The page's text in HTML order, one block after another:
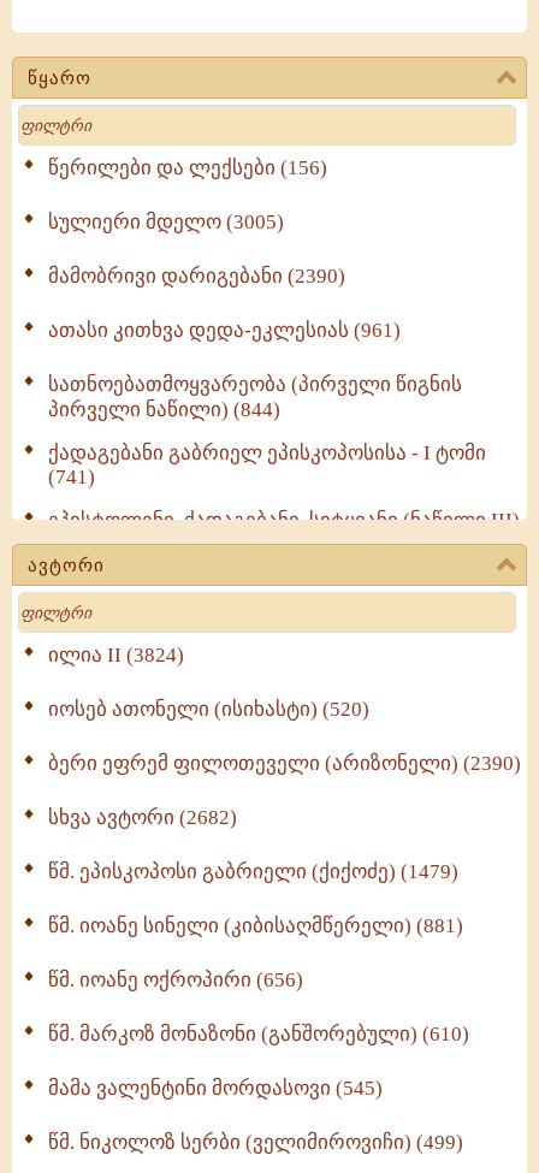
წყარო
Search
წერილები და ლექსები (156)
სულიერი მდელო (3005)
მამობრივი დარიგებანი (2390)
ათასი კითხვა დედა-ეკლესიას (961)
სათნოებათმოყვარეობა (პირველი წიგნის
პირველი ნაწილი) (844)
ქადაგებანი გაბრიელ ეპისკოპოსისა - I ტომი
(741)
ეპისტოლენი, ქადაგებანი, სიტყვანი (ნაწილი III)
(723)
მოძღვრის ძალზე სასარგებლო რჩევები
მრევლისათვის (545)
Wisdomge (514)
ქადაგებანი გაბრიელ ეპისკოპოსისა - II ტომი
სულიერი ცხოვრების სახელმძღვანელო -
ნაწილი II (369)
ავტორი
Search
ილია II (3824)
იოსებ ათონელი (ისიხასტი) (520)
ბერი ეფრემ ფილოთეველი (არიზონელი) (2390)
სხვა ავტორი (2682)
წმ. ეპისკოპოსი გაბრიელი (ქიქოძე) (1479)
წმ. იოანე სინელი (კიბისაღმწერელი) (881)
წმ. იოანე ოქროპირი (656)
წმ. მარკოზ მონაზონი (განშორებული) (610)
მამა ვალენტინი მორდასოვი (545)
წმ. ნიკოლოზ სერბი (ველიმიროვიჩი) (499)